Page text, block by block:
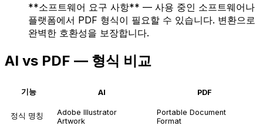
**소프트웨어 요구 사항** — 사용 중인 소프트웨어나
플랫폼에서 PDF 형식이 필요할 수 있습니다. 변환으로
완벽한 호환성을 보장합니다.
AI vs PDF — 형식 비교
기능 AI PDF
정식 명칭
Adobe Illustrator
Artwork
Portable Document
Format